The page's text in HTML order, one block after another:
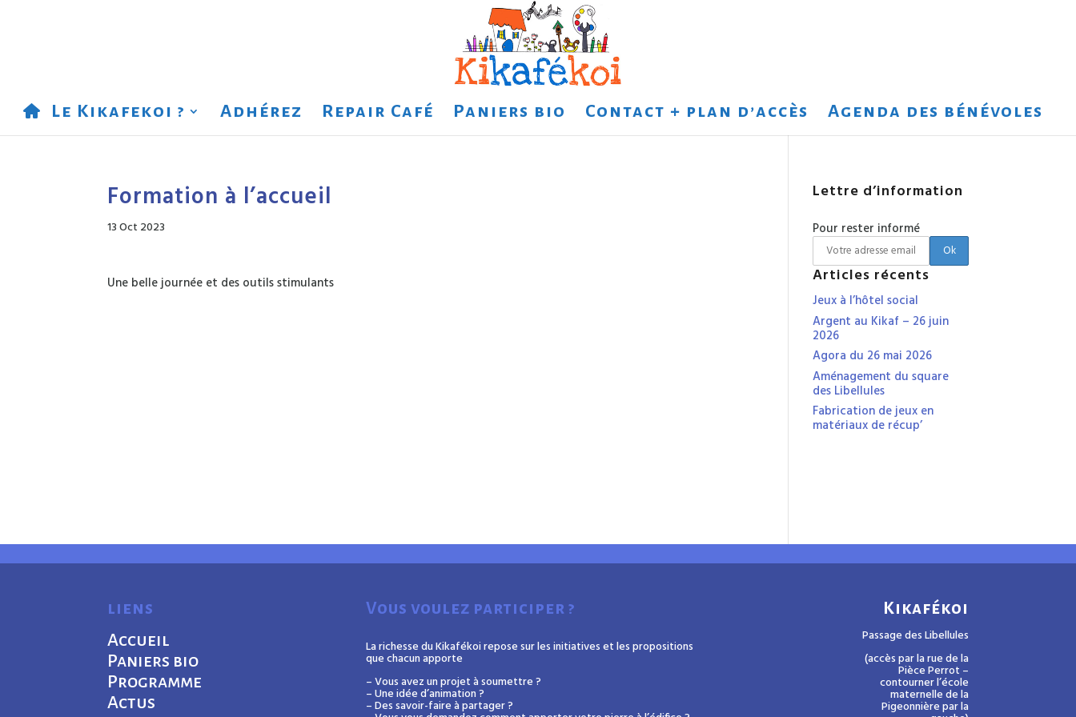
Le Kikafekoi ? Adhérez Repair Café Paniers bio Contact + plan d’accès Agenda des bénévoles
Formation à l’accueil
13 Oct 2023
Une belle journée et des outils stimulants
Lettre d’information
Pour rester informé
Articles récents
Jeux à l’hôtel social
Argent au Kikaf – 26 juin
2026
Agora du 26 mai 2026
Aménagement du square
des Libellules
Fabrication de jeux en
matériaux de récup’
liens
Accueil
Paniers bio
Programme
Actus
Vous voulez participer ?
La richesse du Kikafékoi repose sur les initiatives et les propositions
que chacun apporte
– Vous avez un projet à soumettre ?
– Une idée d’animation ?
– Des savoir-faire à partager ?
Kikafékoi
Passage des Libellules
(accès par la rue de la
Pièce Perrot –
contourner l’école
maternelle de la
Pigeonnière par la